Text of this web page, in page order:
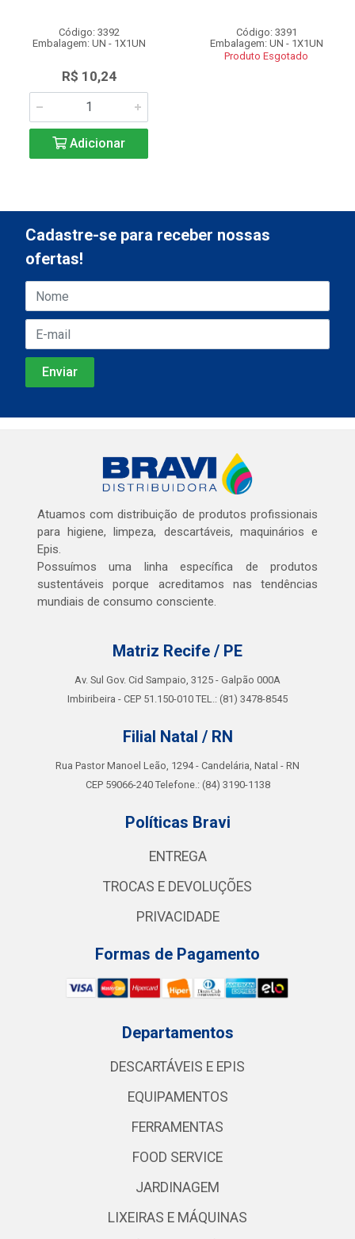
Código: 3392
Embalagem: UN - 1X1UN
R$ 10,24
Adicionar
Código: 3391
Embalagem: UN - 1X1UN
Produto Esgotado
Cadastre-se para receber nossas
ofertas!
Atuamos com distribuição de produtos profissionais
para higiene, limpeza, descartáveis, maquinários e
Epis.
Possuímos uma linha específica de produtos
sustentáveis porque acreditamos nas tendências
mundiais de consumo consciente.
Matriz Recife / PE
Av. Sul Gov. Cid Sampaio, 3125 - Galpão 000A
Imbiribeira - CEP 51.150-010 TEL.: (81) 3478-8545
Filial Natal / RN
Rua Pastor Manoel Leão, 1294 - Candelária, Natal - RN
CEP 59066-240 Telefone.: (84) 3190-1138
Políticas Bravi
ENTREGA
TROCAS E DEVOLUÇÕES
PRIVACIDADE
Formas de Pagamento
Departamentos
DESCARTÁVEIS E EPIS
EQUIPAMENTOS
FERRAMENTAS
FOOD SERVICE
JARDINAGEM
LIXEIRAS E MÁQUINAS